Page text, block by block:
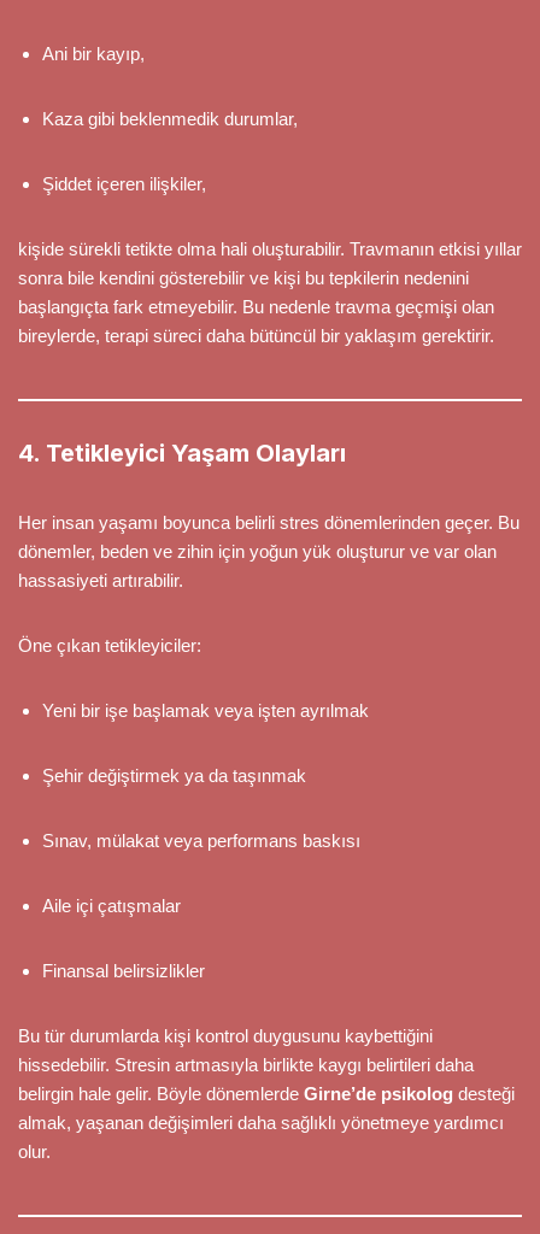
Ani bir kayıp,
Kaza gibi beklenmedik durumlar,
Şiddet içeren ilişkiler,
kişide sürekli tetikte olma hali oluşturabilir. Travmanın etkisi yıllar
sonra bile kendini gösterebilir ve kişi bu tepkilerin nedenini
başlangıçta fark etmeyebilir. Bu nedenle travma geçmişi olan
bireylerde, terapi süreci daha bütüncül bir yaklaşım gerektirir.
4. Tetikleyici Yaşam Olayları
Her insan yaşamı boyunca belirli stres dönemlerinden geçer. Bu
dönemler, beden ve zihin için yoğun yük oluşturur ve var olan
hassasiyeti artırabilir.
Öne çıkan tetikleyiciler:
Yeni bir işe başlamak veya işten ayrılmak
Şehir değiştirmek ya da taşınmak
Sınav, mülakat veya performans baskısı
Aile içi çatışmalar
Finansal belirsizlikler
Bu tür durumlarda kişi kontrol duygusunu kaybettiğini
hissedebilir. Stresin artmasıyla birlikte kaygı belirtileri daha
belirgin hale gelir. Böyle dönemlerde Girne’de psikolog desteği
almak, yaşanan değişimleri daha sağlıklı yönetmeye yardımcı
olur.